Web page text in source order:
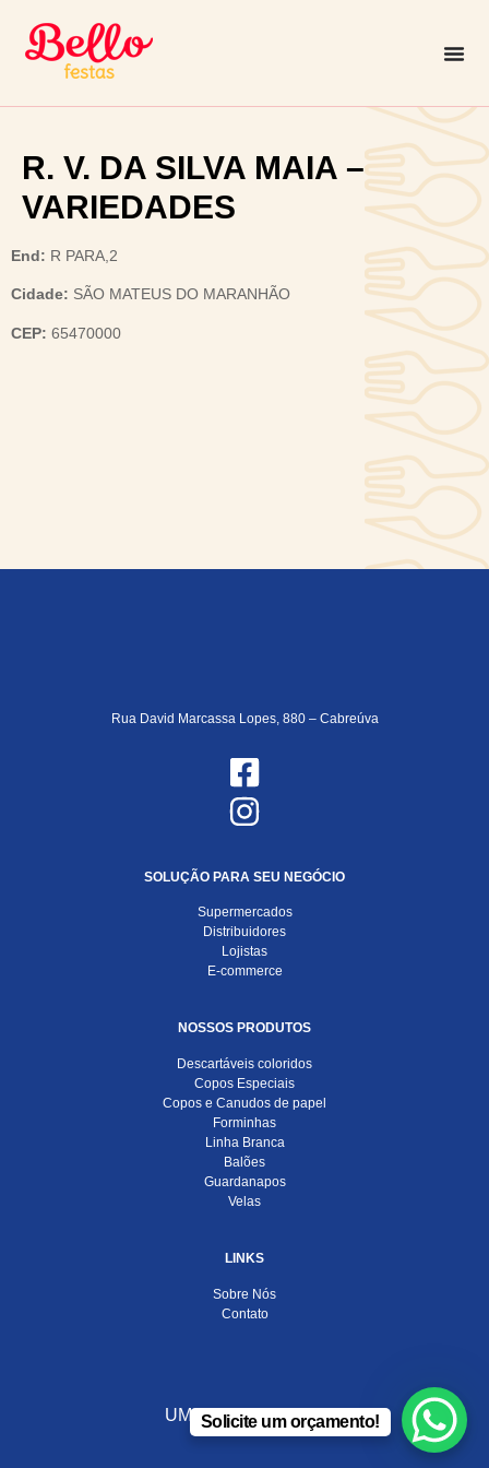
R. V. DA SILVA MAIA –
VARIEDADES
End: R PARA,2
Cidade: SÃO MATEUS DO MARANHÃO
CEP: 65470000
Rua David Marcassa Lopes, 880 – Cabreúva
SOLUÇÃO PARA SEU NEGÓCIO
Supermercados
Distribuidores
Lojistas
E-commerce
NOSSOS PRODUTOS
Descartáveis coloridos
Copos Especiais
Copos e Canudos de papel
Forminhas
Linha Branca
Balões
Guardanapos
Velas
LINKS
Sobre Nós
Contato
UMA EMPRESA DO
Solicite um orçamento!